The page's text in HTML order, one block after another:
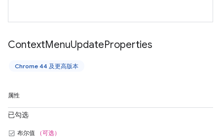
ContextMenuUpdateProperties
Chrome 44 及更高版本
属性
已勾选
布尔值 （可选）